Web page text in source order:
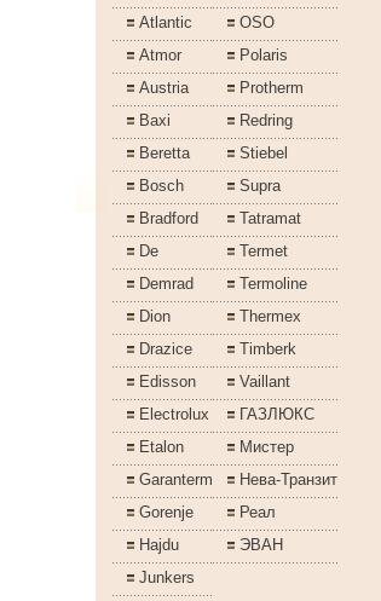
Atlantic
Atmor
Austria
Baxi
Beretta
Bosch
Bradford
De
Demrad
Dion
Drazice
Edisson
Electrolux
Etalon
Garanterm
Gorenje
Hajdu
Junkers
OSO
Polaris
Protherm
Redring
Stiebel
Supra
Tatramat
Termet
Termoline
Thermex
Timberk
Vaillant
ГАЗЛЮКС
Мистер
Нева-Транзит
Реал
ЭВАН